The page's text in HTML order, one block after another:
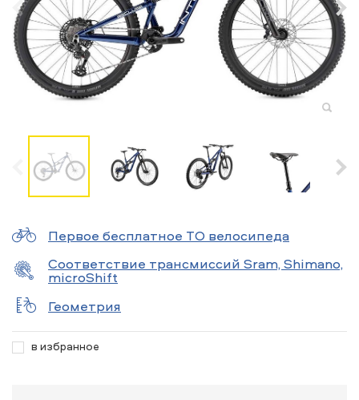
Первое бесплатное ТО велосипеда
Соответствие трансмиссий Sram, Shimano,
microShift
Геометрия
в избранное